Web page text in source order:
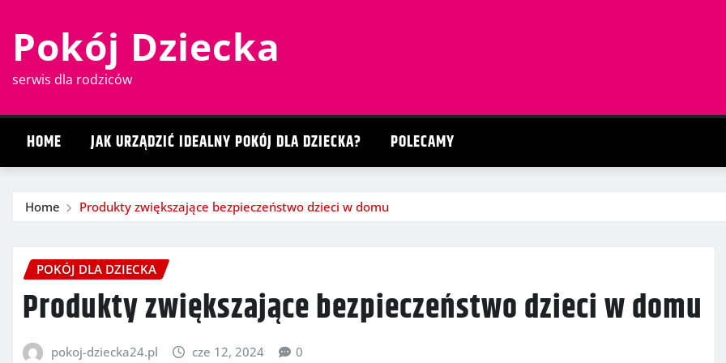
content
Pokój Dziecka
serwis dla rodziców
HOME JAK URZĄDZIĆ IDEALNY POKÓJ DLA DZIECKA? POLECAMY
Home Produkty zwiększające bezpieczeństwo dzieci w domu
POKÓJ DLA DZIECKA
Produkty zwiększające bezpieczeństwo dzieci w domu
pokoj-dziecka24.pl cze 12, 2024 0